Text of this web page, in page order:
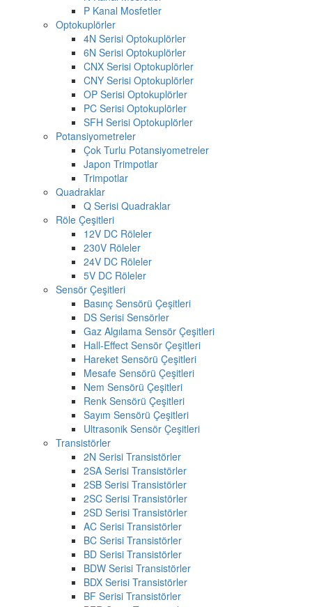
P Kanal Mosfetler
Optokuplörler
4N Serisi Optokuplörler
6N Serisi Optokuplörler
CNX Serisi Optokuplörler
CNY Serisi Optokuplörler
OP Serisi Optokuplörler
PC Serisi Optokuplörler
SFH Serisi Optokuplörler
Potansiyometreler
Çok Turlu Potansiyometreler
Japon Trimpotlar
Trimpotlar
Quadraklar
Q Serisi Quadraklar
Röle Çeşitleri
12V DC Röleler
230V Röleler
24V DC Röleler
5V DC Röleler
Sensör Çeşitleri
Basınç Sensörü Çeşitleri
DS Serisi Sensörler
Gaz Algılama Sensör Çeşitleri
Hall-Effect Sensör Çeşitleri
Hareket Sensörü Çeşitleri
Mesafe Sensörü Çeşitleri
Nem Sensörü Çeşitleri
Renk Sensörü Çeşitleri
Sayım Sensörü Çeşitleri
Ultrasonik Sensör Çeşitleri
Transistörler
2N Serisi Transistörler
2SA Serisi Transistörler
2SB Serisi Transistörler
2SC Serisi Transistörler
2SD Serisi Transistörler
AC Serisi Transistörler
BC Serisi Transistörler
BD Serisi Transistörler
BDW Serisi Transistörler
BDX Serisi Transistörler
BF Serisi Transistörler